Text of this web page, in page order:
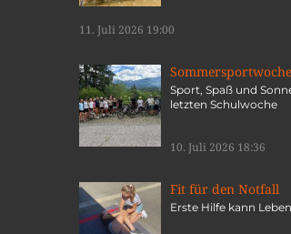
11. Juli 2026 19:00
Sport, Spaß und
letzten Schulwoche
10. Juli 2026 18:36
Fit für den Notfall
Erste Hilfe kann